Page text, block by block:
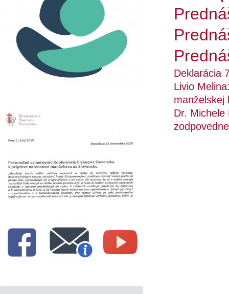
Deklarácia
Livio
manželskej
Dr. Michele